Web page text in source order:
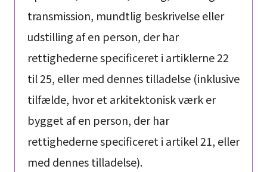
transmission, mundtlig beskrivelse eller
udstilling af en person, der har
rettighederne specificeret i artiklerne 22
til 25, eller med dennes tilladelse (inklusive
tilfælde, hvor et arkitektonisk værk er
bygget af en person, der har
rettighederne specificeret i artikel 21, eller
med dennes tilladelse).